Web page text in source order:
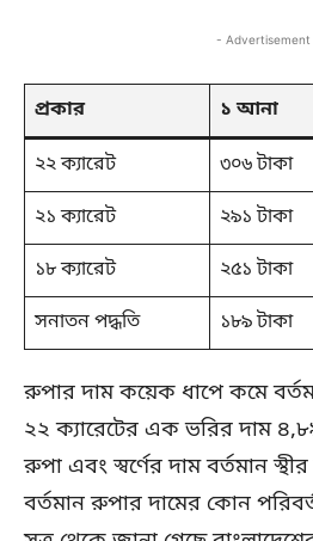
- Advertisement
প্রকার ১ আনা
২২ ক্যারেট ৩০৬ টাকা
২১ ক্যারেট
২৯১ টাকা
১৮ ক্যারেট
২৫১ টাকা
সনাতন পদ্ধতি
১৮৯ টাকা
রুপার দাম কয়েক ধাপে কমে
২২ ক্যারেটের এক ভরির দাম
রুপা এবং স্বর্ণের দাম বর্তমান
বর্তমান রুপার দামের কোন